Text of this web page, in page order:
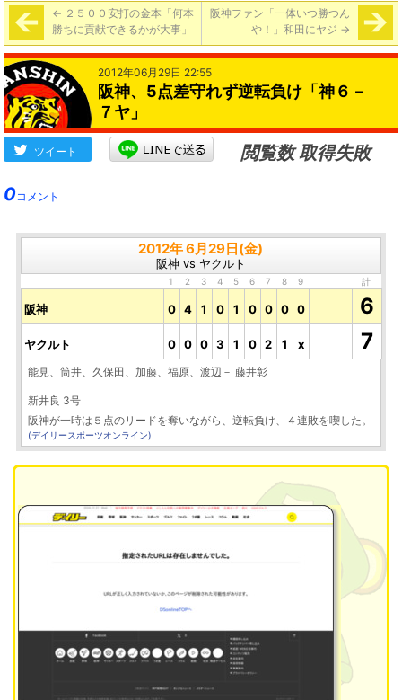
← ２５００安打の金本「何本
勝ちに貢献できるかが大事」
阪神ファン「一体いつ勝つん
や！」和田にヤジ →
2012年06月29日 22:55
阪神、5点差守れず逆転負け「神６－
７ヤ」
ツイート
閲覧数 取得失敗
0コメント
2012年 6月29日(金)
阪神 vs ヤクルト
1 2 3 4 5 6 7 8 9 計
阪神 0 4 1 0 1 0 0 0 0 6
ヤクルト 0 0 0 3 1 0 2 1 x 7
能見、筒井、久保田、加藤、福原、渡辺－ 藤井彰
新井良 3号
阪神が一時は５点のリードを奪いながら、逆転負け、４連敗を喫した。
(デイリースポーツオンライン)